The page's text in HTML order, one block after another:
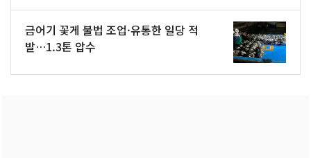
금어기 꽃게 불법 조업·유통한 일당 적
발…1.3톤 압수